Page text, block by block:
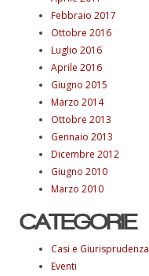
Febbraio 2017
Ottobre 2016
Luglio 2016
Aprile 2016
Giugno 2015
Marzo 2014
Ottobre 2013
Gennaio 2013
Dicembre 2012
Giugno 2010
Marzo 2010
CATEGORIE
Casi e Giurisprudenza
Eventi